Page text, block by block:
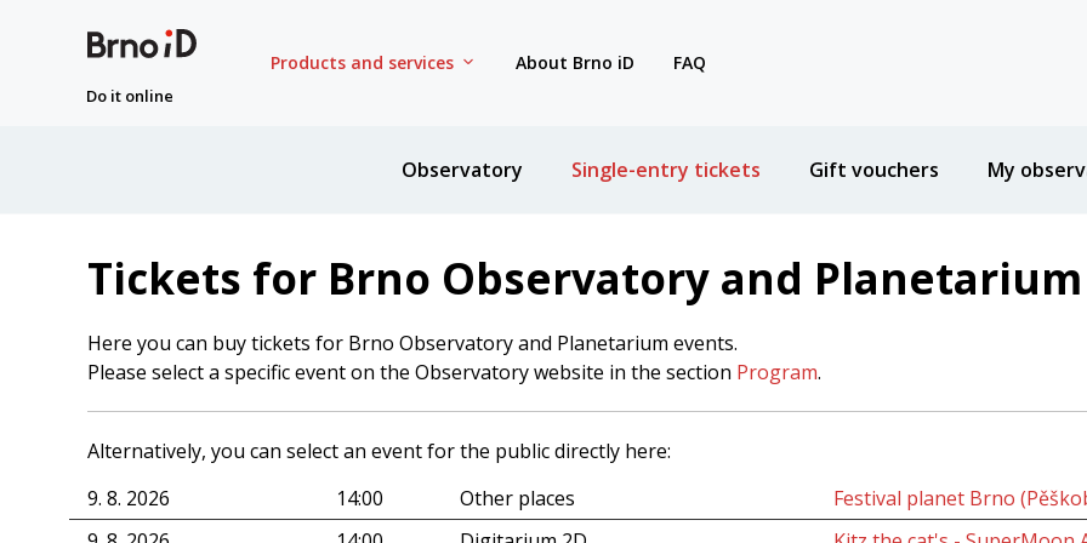
Do it online
Products and services About Brno iD FAQ
Observatory Single-entry tickets Gift vouchers My
Tickets for Brno Observatory and Planetarium
Here you can buy tickets for Brno Observatory and Planetarium events.
Please select a specific event on the Observatory website in the section Program.
Alternatively, you can select an event for the public directly here:
9. 8. 2026
14:00 Other places
Festival planet Brno